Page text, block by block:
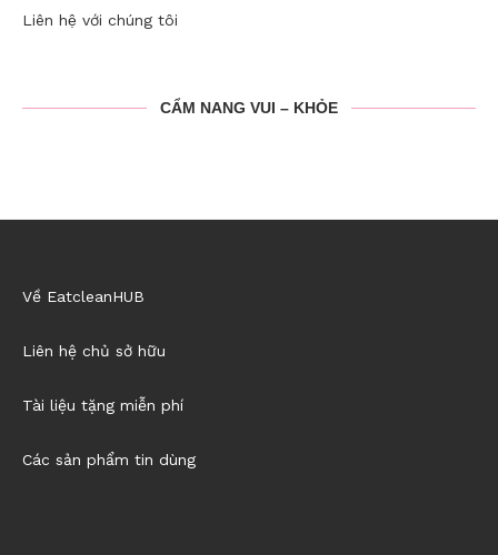
Liên hệ với chúng tôi
CẨM NANG VUI – KHỎE
Về EatcleanHUB
Liên hệ chủ sở hữu
Tài liệu tặng miễn phí
Các sản phẩm tin dùng